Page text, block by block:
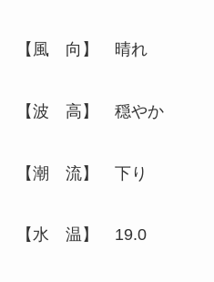
【風 向】 晴れ
【波 高】 穏やか
【潮 流】 下り
【水 温】 19.0